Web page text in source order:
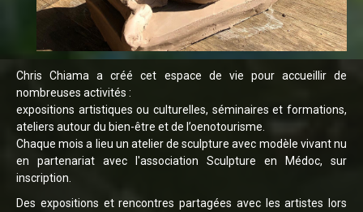
Chris Chiama a créé cet espace de vie pour accueillir de
nombreuses activités :
expositions artistiques ou culturelles, séminaires et formations,
ateliers autour du bien-être et de l’oenotourisme.
Chaque mois a lieu un atelier de sculpture avec modèle vivant nu
en partenariat avec l'association Sculpture en Médoc, sur
inscription.
Des expositions et rencontres partagées avec les artistes lors